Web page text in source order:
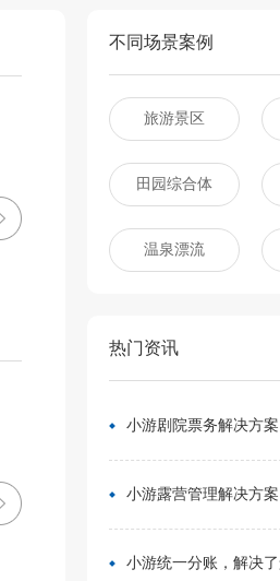
不同场景案例
旅游景区
田园综合体
温泉漂流
热门资讯
小游剧院票务解决方案：让观众像买电影票一
小游露营管理解决方案：无需再用Excel
小游统一分账，解决了景区在多渠道合作中的资金管